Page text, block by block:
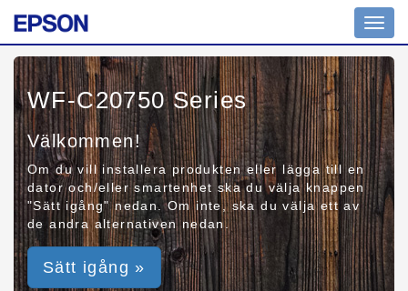
WF-C20750 Series
Välkommen!
Om du vill installera produkten eller lägga till en
dator och/eller smartenhet ska du välja knappen
"Sätt igång" nedan. Om inte, ska du välja ett av
de andra alternativen nedan.
Sätt igång »